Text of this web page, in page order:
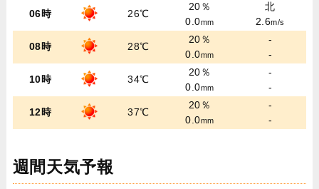
06時 26℃
20％
0.0mm
北
2.6m/s
08時 28℃
20％
0.0mm
-
-
10時 34℃
20％
0.0mm
-
-
12時 37℃
20％
0.0mm
-
-
週間天気予報